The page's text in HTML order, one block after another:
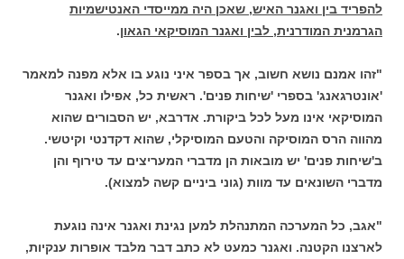
להפריד בין ואגנר האיש, שאכן היה ממייסדי האנטישמיות
הגרמנית המודרנית, לבין ואגנר המוסיקאי הגאון.
"זהו אמנם נושא חשוב, אך בספר איני נוגע בו אלא מפנה למאמר
'אונטרגאנג' בספרי 'שיחות פנים'. ראשית כל, אפילו ואגנר
המוסיקאי אינו מעל לכל ביקורת. אדרבא, יש הסבורים שהוא
מהווה הרס המוסיקה והטעם המוסיקלי, שהוא דקדנטי וקיטשי.
ב'שיחות פנים' יש מובאות הן מדברי המעריצים עד טירוף והן
מדברי השונאים עד מוות (גוני ביניים קשה למצוא).
"אגב, כל המערכה המתנהלת למען נגינת ואגנר אינה נוגעת
לארצנו הקטנה. ואגנר כמעט לא כתב דבר מלבד אופרות ענקיות,